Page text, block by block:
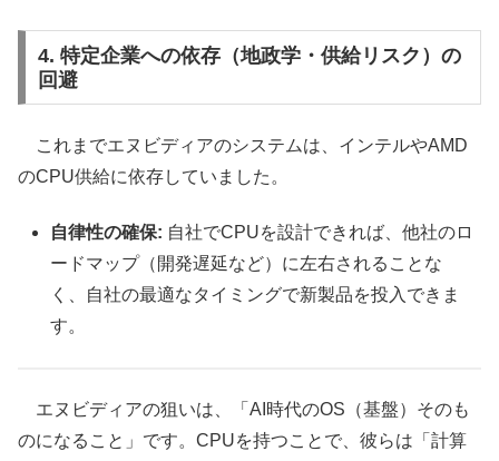
4. 特定企業への依存（地政学・供給リスク）の
回避
これまでエヌビディアのシステムは、インテルやAMD
のCPU供給に依存していました。
自律性の確保: 自社でCPUを設計できれば、他社のロ
ードマップ（開発遅延など）に左右されることな
く、自社の最適なタイミングで新製品を投入できま
す。
エヌビディアの狙いは、「AI時代のOS（基盤）そのも
のになること」です。CPUを持つことで、彼らは「計算